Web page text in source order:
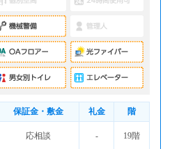
保証金・敷金 礼金 階
応相談 - 19階